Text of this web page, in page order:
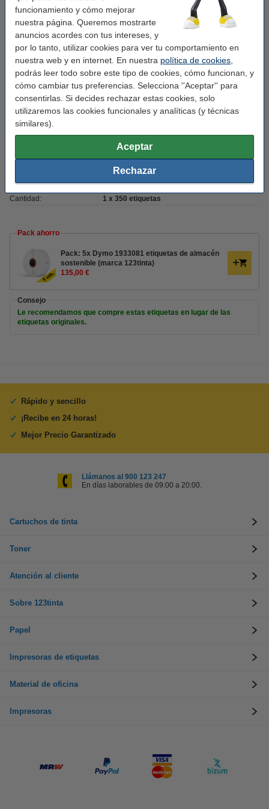
funcionamiento y cómo mejorar
nuestra página. Queremos mostrarte
anuncios acordes con tus intereses, y
por lo tanto, utilizar cookies para ver tu comportamiento en
nuestra web y en internet. En nuestra política de cookies
podrás leer todo sobre este tipo de cookies, cómo funcionan, y
cómo cambiar tus preferencias. Selecciona ''Aceptar'' para
consentirlas. Si decides rechazar estas cookies, solo
utilizaremos las cookies funcionales y analíticas (y técnicas
similares).
Aceptar
Rechazar
Marca: 123tinta
Uso: etiquetas de almacén
Adherencia: extra permanente
Medidas: 25 x 89 mm (AnxL)
Acabado: mate
Material:
Color: blanco
Cantidad: 1 x 350 etiquetas
Pack ahorro
Pack: 5x Dymo 1933081 etiquetas de almacén
sostenible (marca 123tinta)
135,00 €
Consejo
Le recomendamos que compre estas etiquetas en lugar de las
etiquetas originales.
Rápido y sencillo
¡Recibe en 24 horas!
Mejor Precio Garantizado
Llámanos al 900 123 247
En días laborables de 09:00 a 20:00.
Cartuchos de tinta
Toner
Atención al cliente
Sobre 123tinta
Papel
Impresoras de etiquetas
Material de oficina
Impresoras